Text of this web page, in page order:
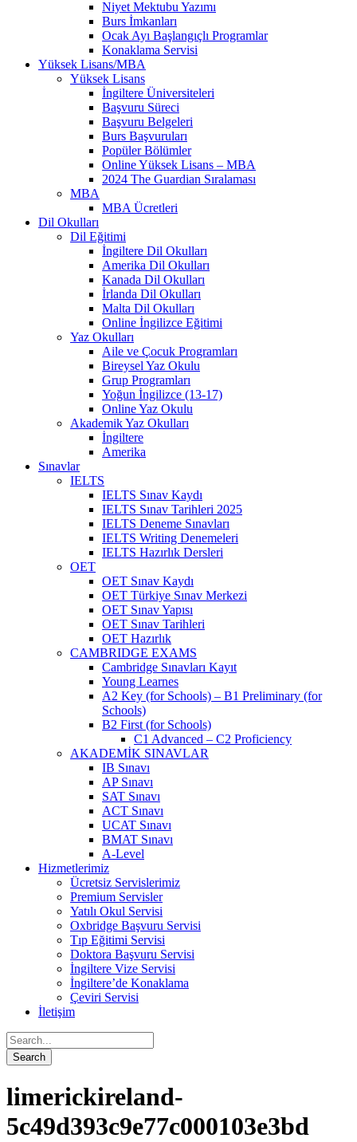
Niyet Mektubu Yazımı
Burs İmkanları
Ocak Ayı Başlangıçlı Programlar
Konaklama Servisi
Yüksek Lisans/MBA
Yüksek Lisans
İngiltere Üniversiteleri
Başvuru Süreci
Başvuru Belgeleri
Burs Başvuruları
Popüler Bölümler
Online Yüksek Lisans – MBA
2024 The Guardian Sıralaması
MBA
MBA Ücretleri
Dil Okulları
Dil Eğitimi
İngiltere Dil Okulları
Amerika Dil Okulları
Kanada Dil Okulları
İrlanda Dil Okulları
Malta Dil Okulları
Online İngilizce Eğitimi
Yaz Okulları
Aile ve Çocuk Programları
Bireysel Yaz Okulu
Grup Programları
Yoğun İngilizce (13-17)
Online Yaz Okulu
Akademik Yaz Okulları
İngiltere
Amerika
Sınavlar
IELTS
IELTS Sınav Kaydı
IELTS Sınav Tarihleri 2025
IELTS Deneme Sınavları
IELTS Writing Denemeleri
IELTS Hazırlık Dersleri
OET
OET Sınav Kaydı
OET Türkiye Sınav Merkezi
OET Sınav Yapısı
OET Sınav Tarihleri
OET Hazırlık
CAMBRIDGE EXAMS
Cambridge Sınavları Kayıt
Young Learnes
A2 Key (for Schools) – B1 Preliminary (for
Schools)
B2 First (for Schools)
C1 Advanced – C2 Proficiency
AKADEMİK SINAVLAR
IB Sınavı
AP Sınavı
SAT Sınavı
ACT Sınavı
UCAT Sınavı
BMAT Sınavı
A-Level
Hizmetlerimiz
Ücretsiz Servislerimiz
Premium Servisler
Yatılı Okul Servisi
Oxbridge Başvuru Servisi
Tıp Eğitimi Servisi
Doktora Başvuru Servisi
İngiltere Vize Servisi
İngiltere’de Konaklama
Çeviri Servisi
İletişim
limerickireland-
5c49d393c9e77c000103e3bd